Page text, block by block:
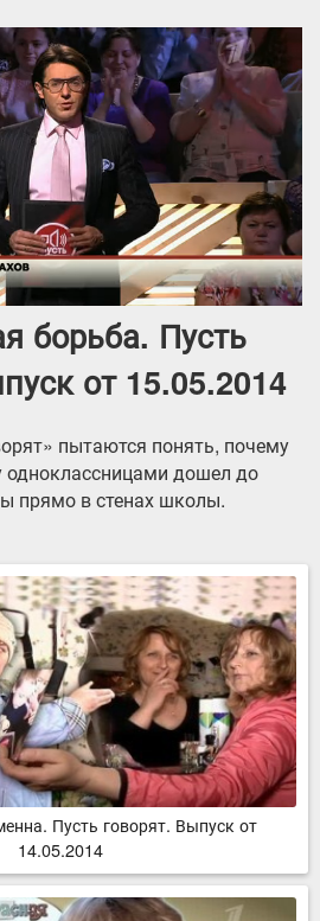
борьба. Пусть
от 15.05.2014
пытаются понять, почему
дошел до
прямо в стенах школы.
Пусть говорят. Выпуск от
14.05.2014